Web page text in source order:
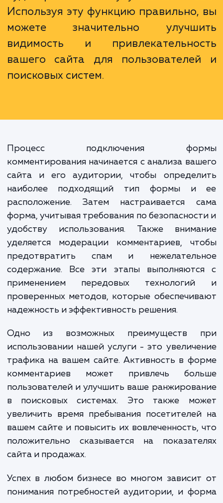
Важность формы комментариев
вашем сайте не
возможностью для
выразить свое мнение. Это
важный инструмент для
можете значительно
видимость и
вашего сайта для
поисковых систем.
Процесс подключения
комментирования начинается с анализа
сайта и его аудитории, чтобы
наиболее подходящий тип формы
расположение. Затем настраивается
форма, учитывая требования по
удобству использования. Также
уделяется модерации комментариев,
предотвратить спам и
содержание. Все эти этапы
применением передовых
надежность и эффективность решения.
Одно из возможных преимуществ